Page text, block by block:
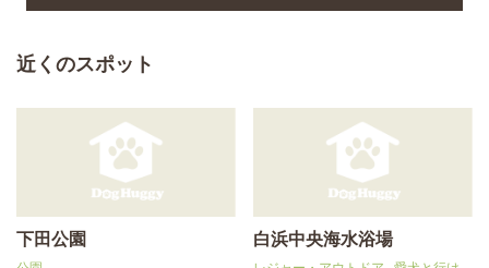
近くのスポット
下田公園 白浜中央海水浴場